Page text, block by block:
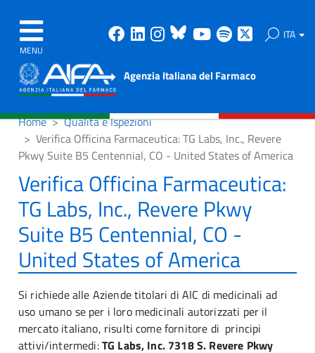
MENU
Facebook
Linkedin
Instagram
Bluesky
Youtube
Spotify ITA
Agenzia Italiana del Farmaco
Home
Qualità e Ispezioni
Verifica Officina Farmaceutica: TG Labs, Inc., Revere
Pkwy Suite B5 Centennial, CO - United States of America
Verifica Officina Farmaceutica:
TG Labs, Inc., Revere Pkwy
Suite B5 Centennial, CO -
United States of America
Si richiede alle Aziende titolari di AIC di medicinali ad
uso umano se per i loro medicinali autorizzati per il
mercato italiano, risulti come fornitore di principi
attivi/intermedi:TG Labs, Inc. 7318 S. Revere Pkwy